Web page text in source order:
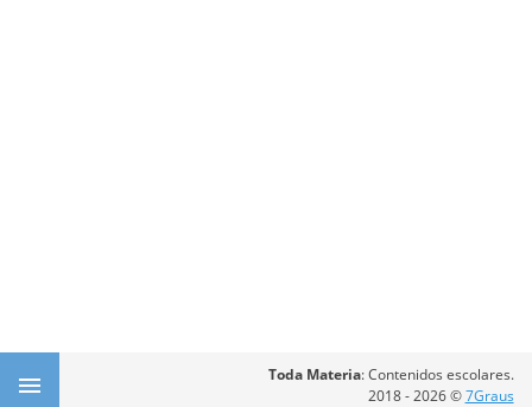
Toda Materia: Contenidos escolares.
2018 - 2026 ©7Graus